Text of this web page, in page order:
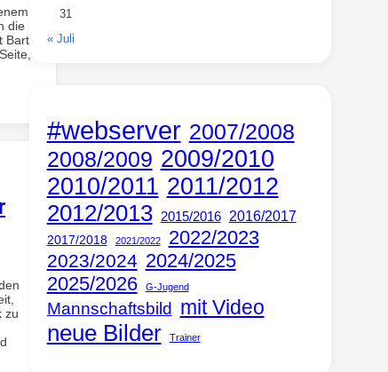
die
zu
31
« Juli
#webserver 2007/2008
2008/2009 2009/2010
2010/2011 2011/2012
2012/2013 2015/2016 2016/2017
2017/2018 2021/2022 2022/2023
2023/2024 2024/2025
2025/2026
G-Jugend
Mannschaftsbild mit Video
neue Bilder Trainer